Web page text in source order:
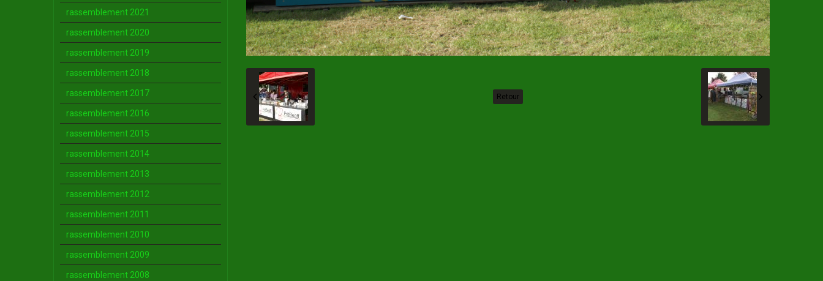
Retour
rassemblement 2021
rassemblement 2020
rassemblement 2019
rassemblement 2018
rassemblement 2017
rassemblement 2016
rassemblement 2015
rassemblement 2014
rassemblement 2013
rassemblement 2012
rassemblement 2011
rassemblement 2010
rassemblement 2009
rassemblement 2008